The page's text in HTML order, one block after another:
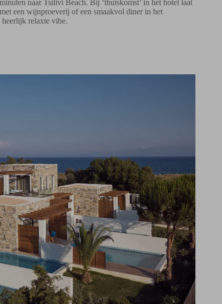
naar Tsilivi Beach. Bij ‘thuiskomst’ in het hotel laat
een wijnproeverij of een smaakvol diner in het
heerlijk relaxte vibe.